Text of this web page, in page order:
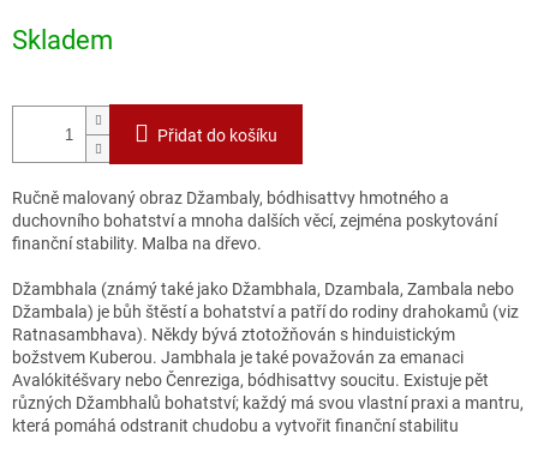
cena:
Skladem
Přidat do košíku
Ručně malovaný obraz Džambaly, bódhisattvy hmotného a
duchovního bohatství a mnoha dalších věcí, zejména poskytování
finanční stability. Malba na dřevo.
Džambhala (známý také jako Džambhala, Dzambala, Zambala nebo
Džambala) je bůh štěstí a bohatství a patří do rodiny drahokamů (viz
Ratnasambhava). Někdy bývá ztotožňován s hinduistickým
božstvem Kuberou. Jambhala je také považován za emanaci
Avalókitéšvary nebo Čenreziga, bódhisattvy soucitu. Existuje pět
různých Džambhalů bohatství; každý má svou vlastní praxi a mantru,
která pomáhá odstranit chudobu a vytvořit finanční stabilitu